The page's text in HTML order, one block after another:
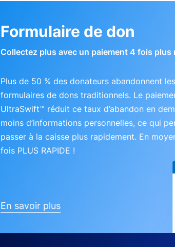
Formulaire de don
Collectez plus avec un paiement 4 fois plus
Plus de 50 % des donateurs abandonnent les
formulaires de dons traditionnels. Le
UltraSwift™ réduit ce taux d’abandon en
moins d’informations personnelles, ce qui
passer à la caisse plus rapidement. En
fois PLUS RAPIDE !
En savoir plus